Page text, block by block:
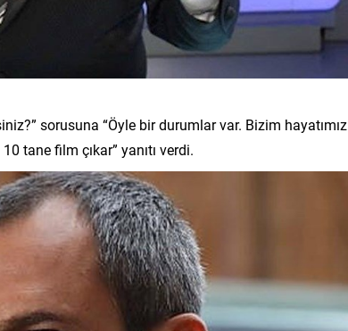
sorusuna “Öyle bir durumlar var. Bizim hayatımız
tane film çıkar” yanıtı verdi.